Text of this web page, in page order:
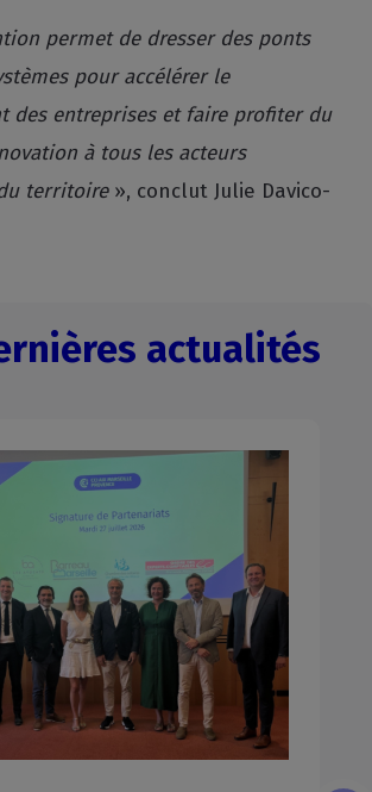
permet de dresser des ponts
pour accélérer le
des entreprises et faire profiter du
à tous les acteurs
territoire », conclut Julie Davico-
actualités